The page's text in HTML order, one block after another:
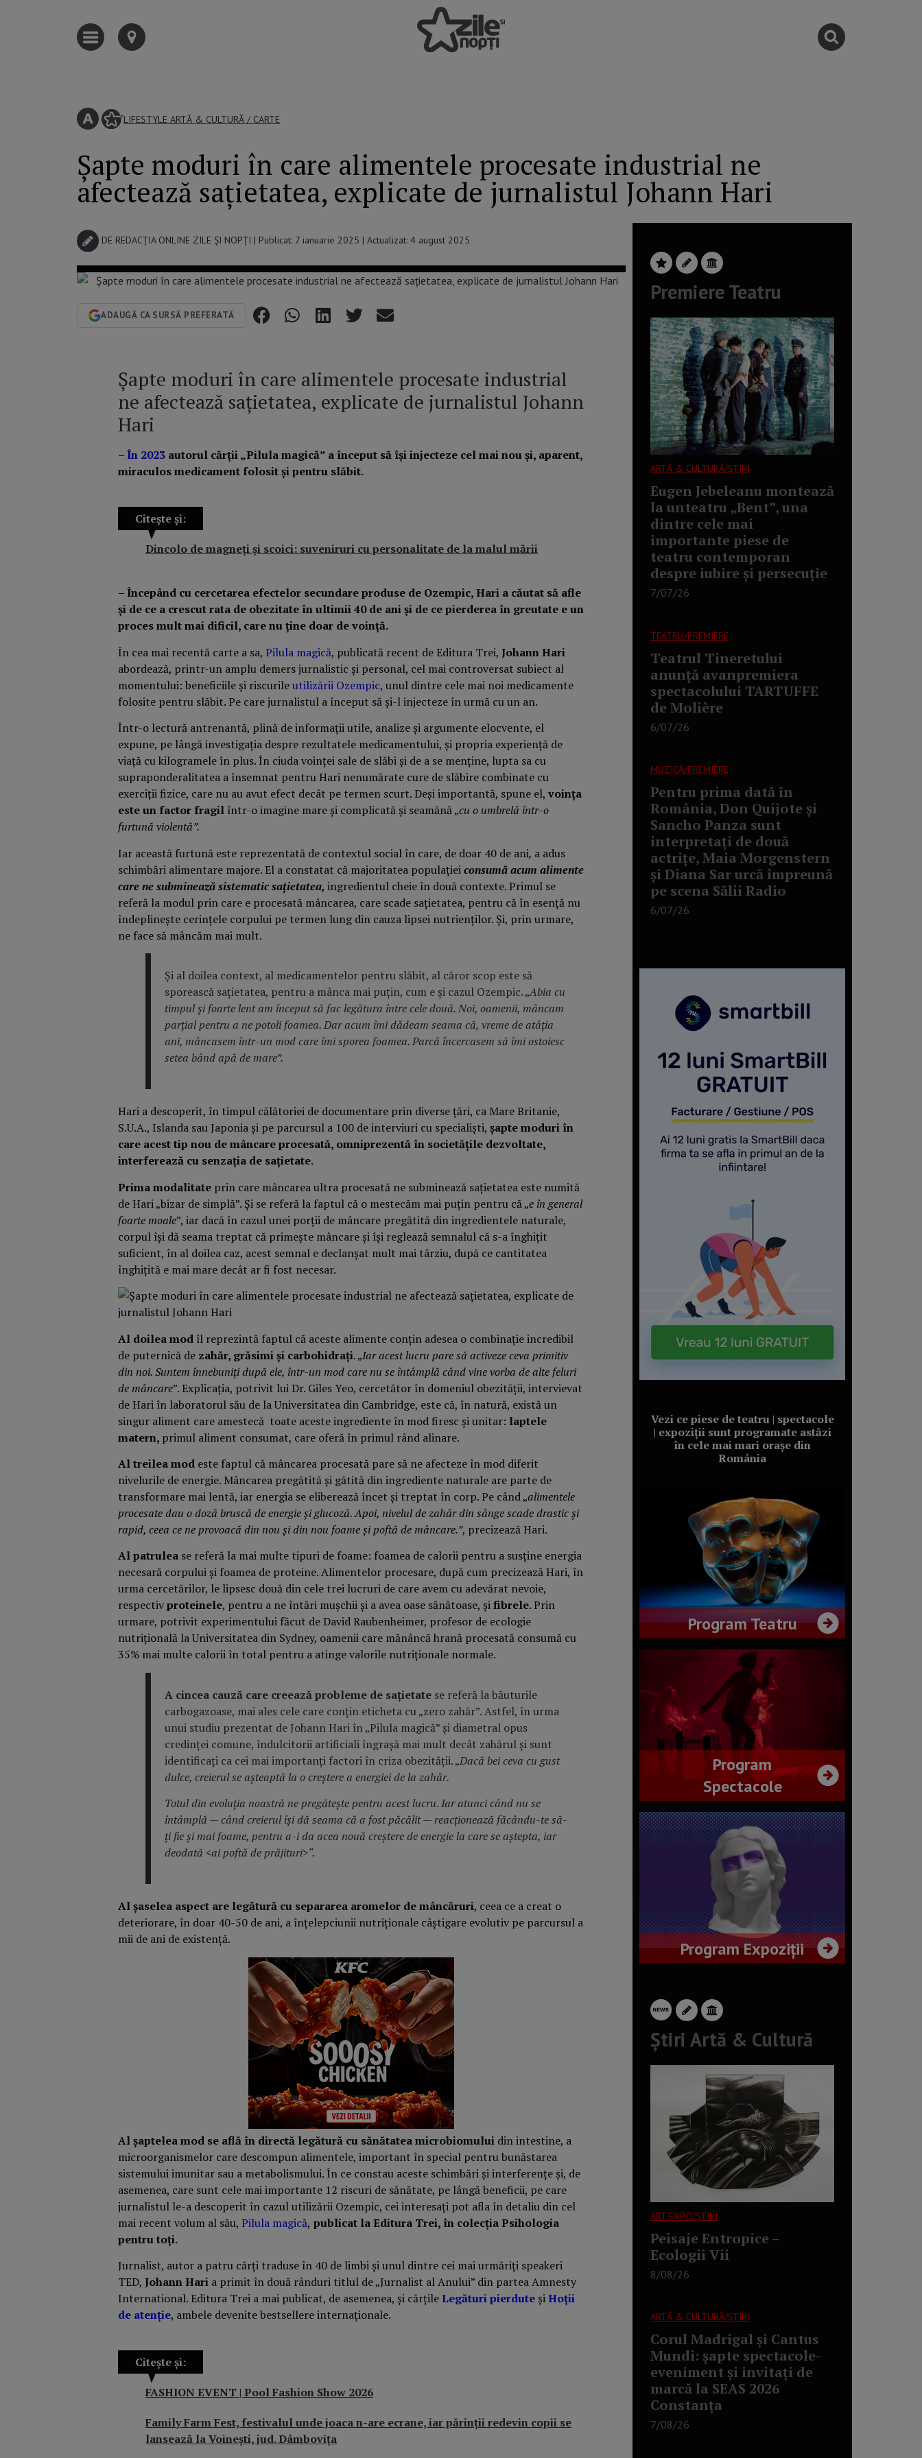
LIFESTYLE ARTĂ & CULTURĂ / CARTE
Șapte moduri în care alimentele procesate industrial ne
afectează sațietatea, explicate de jurnalistul Johann Hari
DE REDACȚIA ONLINE ZILE ȘI NOPȚI | Publicat: 7 ianuarie 2025 | Actualizat: 4 august 2025
ADAUGĂ CA SURSĂ PREFERATĂ
Șapte moduri în care alimentele procesate industrial
ne afectează sațietatea, explicate de jurnalistul Johann
Hari
–În 2023 autorul cărții „Pilula magică” a început să își injecteze cel mai nou și, aparent,
miraculos medicament folosit și pentru slăbit.
Citește și:
Dincolo de magneți și scoici: suveniruri cu personalitate de la malul mării
– Începând cu cercetarea efectelor secundare produse de Ozempic, Hari a căutat să afle
și de ce a crescut rata de obezitate în ultimii 40 de ani și de ce pierderea în greutate e un
proces mult mai dificil, care nu ține doar de voință.
În cea mai recentă carte a sa, Pilula magică, publicată recent de Editura Trei, Johann Hari
abordează, printr-un amplu demers jurnalistic și personal, cel mai controversat subiect al
momentului: beneficiile și riscurileutilizării Ozempic, unul dintre cele mai noi medicamente
folosite pentru slăbit. Pe care jurnalistul a început să și-l injecteze în urmă cu un an.
Într-o lectură antrenantă, plină de informații utile, analize și argumente elocvente, el
expune, pe lângă investigația despre rezultatele medicamentului, și propria experiență de
viață cu kilogramele în plus. În ciuda voinței sale de slăbi și de a se menține, lupta sa cu
supraponderalitatea a însemnat pentru Hari nenumărate cure de slăbire combinate cu
exerciții fizice, care nu au avut efect decât pe termen scurt. Deși importantă, spune el, voința
este un factor fragil într-o imagine mare și complicată și seamănă „cu o umbrelă într-o
furtună violentă”.
Iar această furtună este reprezentată de contextul social în care, de doar 40 de ani, a adus
schimbări alimentare majore. El a constatat că majoritatea populațieiconsumă acum alimente
care ne subminează sistematic sațietatea,ingredientul cheie în două contexte. Primul se
referă la modul prin care e procesată mâncarea, care scade sațietatea, pentru că în esență nu
îndeplinește cerințele corpului pe termen lung din cauza lipsei nutrienților. Și, prin urmare,
ne face să mâncăm mai mult.
Și al doilea context, al medicamentelor pentru slăbit, al căror scop este să
sporească sațietatea, pentru a mânca mai puțin, cum e și cazul Ozempic. „Abia cu
timpul și foarte lent am început să fac legătura între cele două. Noi, oamenii, mâncam
parțial pentru a ne potoli foamea. Dar acum îmi dădeam seama că, vreme de atâția
ani, mâncasem într-un mod care îmi sporea foamea. Parcă încercasem să îmi ostoiesc
setea bând apă de mare”.
Hari a descoperit, în timpul călătoriei de documentare prin diverse țări, ca Mare Britanie,
S.U.A., Islanda sau Japonia și pe parcursul a 100 de interviuri cu specialiști, șapte moduri în
care acest tip nou de mâncare procesată, omniprezentă în societățile dezvoltate,
interferează cu senzația de sațietate.
Prima modalitate prin care mâncarea ultra procesată ne subminează sațietatea este numită
de Hari „bizar de simplă”. Și se referă la faptul că o mestecăm mai puțin pentru că „e în general
foarte moale”, iar dacă în cazul unei porții de mâncare pregătită din ingredientele naturale,
corpul își dă seama treptat că primește mâncare și își reglează semnalul că s-a înghițit
suficient, în al doilea caz, acest semnal e declanșat mult mai târziu, după ce cantitatea
înghițită e mai mare decât ar fi fost necesar.
Al doilea mod îl reprezintă faptul că aceste alimente conțin adesea o combinație incredibil
de puternică de zahăr, grăsimi și carbohidrați. „Iar acest lucru pare să activeze ceva primitiv
din noi. Suntem înnebuniți după ele, într-un mod care nu se întâmplă când vine vorba de alte feluri
de mâncare”. Explicația, potrivit lui Dr. Giles Yeo, cercetător în domeniul obezității, intervievat
de Hari în laboratorul său de la Universitatea din Cambridge, este că, în natură, există un
singur aliment care amestecă toate aceste ingrediente în mod firesc și unitar: laptele
matern, primul aliment consumat, care oferă în primul rând alinare.
Al treilea mod este faptul că mâncarea procesată pare să ne afecteze în mod diferit
nivelurile de energie. Mâncarea pregătită și gătită din ingrediente naturale are parte de
transformare mai lentă, iar energia se eliberează încet și treptat în corp. Pe când „alimentele
procesate dau o doză bruscă de energie și glucoză. Apoi, nivelul de zahăr din sânge scade drastic și
rapid, ceea ce ne provoacă din nou și din nou foame și poftă de mâncare.”, precizează Hari.
Al patrulea se referă la mai multe tipuri de foame: foamea de calorii pentru a susține energia
necesară corpului și foamea de proteine. Alimentelor procesare, după cum precizează Hari, în
urma cercetărilor, le lipsesc două din cele trei lucruri de care avem cu adevărat nevoie,
respectivproteinele, pentru a ne întări mușchii și a avea oase sănătoase, șifibrele. Prin
urmare, potrivit experimentului făcut de David Raubenheimer, profesor de ecologie
nutrițională la Universitatea din Sydney, oamenii care mănâncă hrană procesată consumă cu
35% mai multe calorii în total pentru a atinge valorile nutriționale normale.
A cincea cauză care creează probleme de sațietate se referă la băuturile
carbogazoase, mai ales cele care conțin eticheta cu „zero zahăr”. Astfel, în urma
unui studiu prezentat de Johann Hari în „Pilula magică” și diametral opus
credinței comune, îndulcitorii artificiali îngrașă mai mult decât zahărul și sunt
identificați ca cei mai importanți factori în criza obezității. „Dacă bei ceva cu gust
dulce, creierul se așteaptă la o creștere a energiei de la zahăr.
Totul din evoluția noastră ne pregătește pentru acest lucru. Iar atunci când nu se
întâmplă — când creierul își dă seama că a fost păcălit — reacționează făcându-te să-
ți fie și mai foame, pentru a-i da acea nouă creștere de energie la care se aștepta, iar
deodată <ai poftă de prăjituri>“.
Alșaselea aspect are legătură cu separarea aromelor de mâncăruri, ceea ce a creat o
deteriorare, în doar 40-50 de ani, a înțelepciunii nutriționale câștigare evolutiv pe parcursul a
mii de ani de existență.
Al șaptelea mod se află în directă legătură cu sănătateamicrobiomului din intestine, a
microorganismelor care descompun alimentele, important în special pentru bunăstarea
sistemului imunitar sau a metabolismului. În ce constau aceste schimbări și interferențe și, de
asemenea, care sunt cele mai importante 12 riscuri de sănătate, pe lângă beneficii, pe care
jurnalistul le-a descoperit în cazul utilizării Ozempic, cei interesați pot afla în detaliu din cel
mai recent volum al său, Pilula magică, publicat la Editura Trei, în colecția Psihologia
pentru toți.
Jurnalist, autor a patru cărți traduse în 40 de limbi și unul dintre cei mai urmăriți speakeri
TED, Johann Hari a primit în două rânduri titlul de „Jurnalist al Anului” din partea Amnesty
International. Editura Trei a mai publicat, de asemenea, și cărțileLegături pierdute șiHoții
de atenție, ambele devenite bestsellere internaționale.
Citește și:
FASHION EVENT | Pool Fashion Show 2026
Family Farm Fest, festivalul unde joaca n-are ecrane, iar părinții redevin copii se
lansează la Voinești, jud. Dâmbovița
Premiere Teatru
ARTĂ & CULTURĂ/ȘTIRI
Eugen Jebeleanu montează
la unteatru „Bent”, una
dintre cele mai
importante piese de
teatru contemporan
despre iubire și persecuție
7/07/26
TEATRU/PREMIERE
Teatrul Tineretului
anunță avanpremiera
spectacolului TARTUFFE
de Molière
6/07/26
MUZICĂ/PREMIERE
Pentru prima dată în
România, Don Quijote și
Sancho Panza sunt
interpretați de două
actrițe, Maia Morgenstern
și Diana Sar urcă împreună
pe scena Sălii Radio
6/07/26
Vezi ce piese de teatru | spectacole
| expoziții sunt programate astăzi
în cele mai mari orașe din
România
Program Teatru
Program
Spectacole
Program Expoziții
Știri Artă & Cultură
ART EXPO/ȘTIRI
Peisaje Entropice –
Ecologii Vii
8/08/26
ARTĂ & CULTURĂ/ȘTIRI
Corul Madrigal și Cantus
Mundi: șapte spectacole-
eveniment și invitați de
marcă la SEAS 2026
Constanța
7/08/26